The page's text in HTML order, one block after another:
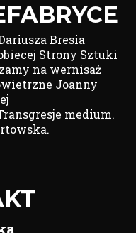
Bresia
Strony Sztuki
na wernisaż
Joanny
medium.